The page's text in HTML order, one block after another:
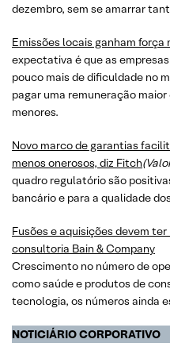
dezembro, sem se amarrar
Emissões locais ganham força
expectativa é que as
pouco mais de dificuldade no
pagar uma remuneração
menores.
Novo marco de garantias
menos onerosos, diz Fitch
quadro regulatório são
bancário e para a qualidade
Fusões e aquisições devem
consultoria Bain & Company
Crescimento no número de
como saúde e produtos de
tecnologia, os números ainda
NOTICIÁRIO CORPORATIVO